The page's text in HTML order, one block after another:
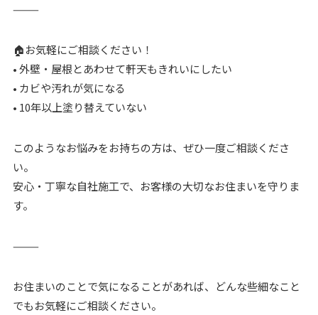
⸻
🏠お気軽にご相談ください！
• 外壁・屋根とあわせて軒天もきれいにしたい
• カビや汚れが気になる
• 10年以上塗り替えていない
このようなお悩みをお持ちの方は、ぜひ一度ご相談くださ
い。
安心・丁寧な自社施工で、お客様の大切なお住まいを守りま
す。
⸻
お住まいのことで気になることがあれば、どんな些細なこと
でもお気軽にご相談ください。